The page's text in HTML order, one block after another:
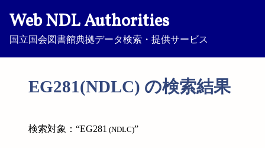
Web NDL Authorities
国立国会図書館典拠データ検索・提供サービス
EG281(NDLC) の検索結果
検索対象：“EG281 (NDLC)”